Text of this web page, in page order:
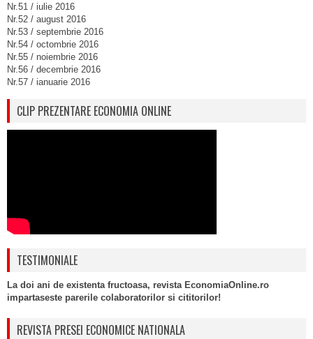
Nr.51 / iulie 2016
Nr.52 / august 2016
Nr.53 / septembrie 2016
Nr.54 / octombrie 2016
Nr.55 / noiembrie 2016
Nr.56 / decembrie 2016
Nr.57 / ianuarie 2016
CLIP PREZENTARE ECONOMIA ONLINE
TESTIMONIALE
La doi ani de existenta fructoasa, revista EconomiaOnline.ro
impartaseste parerile colaboratorilor si cititorilor!
REVISTA PRESEI ECONOMICE NATIONALA